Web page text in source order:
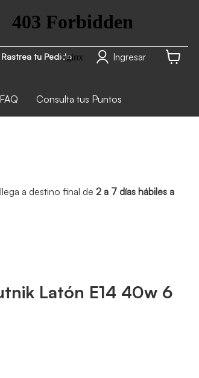
Rastrea tu Pedido Ingresar
FAQ Consulta tus Puntos
a destino final de 2 a 7 días hábiles a
Latón E14 40w 6